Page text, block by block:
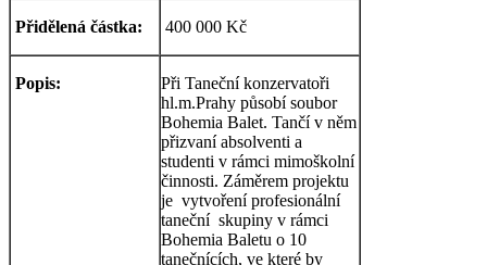
Přidělená částka: 400 000 Kč
Popis:
Při Taneční konzervatoři
hl.m.Prahy působí soubor
Bohemia Balet. Tančí v něm
přizvaní absolventi a
studenti v rámci mimoškolní
činnosti. Záměrem projektu
je vytvoření profesionální
taneční skupiny v rámci
Bohemia Baletu o 10
tanečnících, ve které by